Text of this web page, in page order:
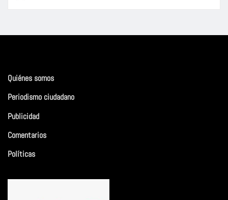
Quiénes somos
Periodismo ciudadano
Publicidad
Comentarios
Políticas